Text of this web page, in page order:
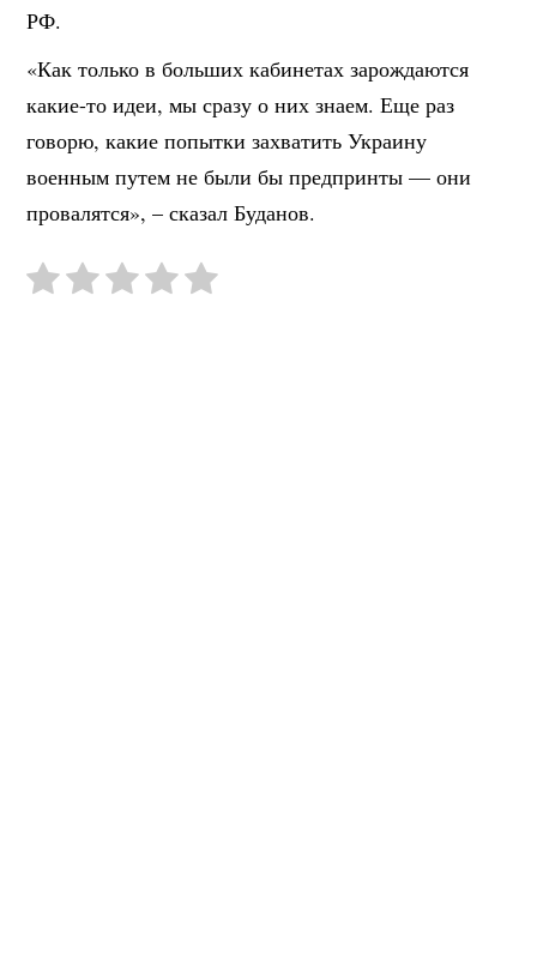
РФ.
«Как только в больших кабинетах зарождаются
какие-то идеи, мы сразу о них знаем. Еще раз
говорю, какие попытки захватить Украину
военным путем не были бы предпринты — они
провалятся», – сказал Буданов.